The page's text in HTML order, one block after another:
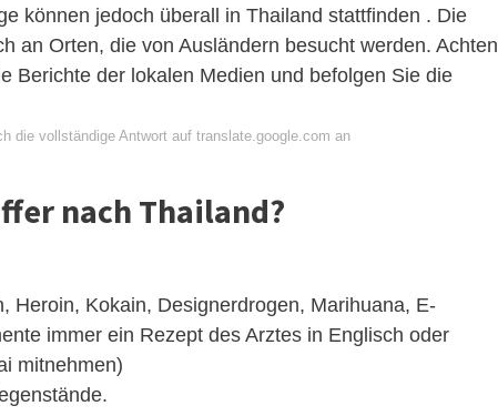
können jedoch überall in Thailand stattfinden . Die
an Orten, die von Ausländern besucht werden. Achten
Berichte der lokalen Medien und befolgen Sie die
die vollständige Antwort auf translate.google.com an
nach Thailand?
Heroin, Kokain, Designerdrogen, Marihuana, E-
immer ein Rezept des Arztes in Englisch oder
mitnehmen)